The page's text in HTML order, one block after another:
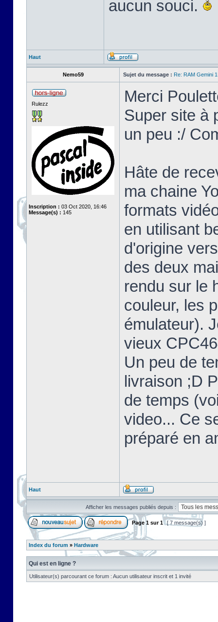
aucun souci.
Haut
Nemo59 Sujet du message : Re: RAM Gemini
Rulezz
Inscription : 03 Oct 2020, 16:46
Message(s) : 145
Merci
Super site à
un peu :/
Hâte de
ma chaine
formats
en utilisant
d'origine
des deux
rendu sur le
couleur, les
émulateur).
vieux
Un peu de
livraison ;D
de temps
video... Ce
préparé en
Haut
Afficher les messages publiés depuis :
Page 1 sur1 [ 7 message(s) ]
Index du forum » Hardware
Qui est en ligne ?
Utilisateur(s) parcourant ce forum : Aucun utilisateur inscrit et 1 invité